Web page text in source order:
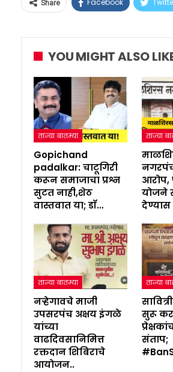
Share
YOU MIGHT ALSO
ताज्या बातम्या
Gopichand
padalkar: चाटूगिरी
करून समाजाचा प्रश्न
सुटत नाही,शेठ
वास्तवात या; डॉ…
ताज्या
आरोप,
योजने
देण्यास
ताज्या बातम्या
नऱ्हेगावचे माजी
उपसरपंच अक्षय इंगळे
यांच्या
वाढदिवसानिमित्त
रक्तदान शिबिराचे
आयोजन..
ताज्या
सुरू
संताप;